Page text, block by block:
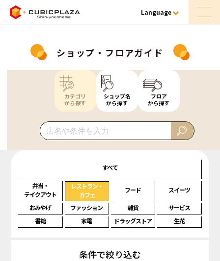
Language
ショップ・フロアガイド
カテゴリ
から探す
ショップ名
から探す
フロア
から探す
すべて
弁当・
テイクアウト
レストラン・
カフェ
フード スイーツ
おみやげ ファッション 雑貨
サービス
書籍
家電 ドラッグストア 生花
条件で絞り込む